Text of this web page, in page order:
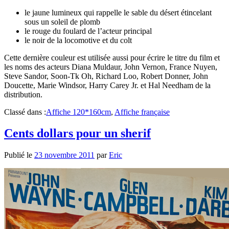
le jaune lumineux qui rappelle le sable du désert étincelant
sous un soleil de plomb
le rouge du foulard de l’acteur principal
le noir de la locomotive et du colt
Cette dernière couleur est utilisée aussi pour écrire le titre du film et
les noms des acteurs Diana Muldaur, John Vernon, France Nuyen,
Steve Sandor, Soon-Tk Oh, Richard Loo, Robert Donner, John
Doucette, Marie Windsor, Harry Carey Jr. et Hal Needham de la
distribution.
Classé dans :Affiche 120*160cm, Affiche française
Cents dollars pour un sherif
Publié le 23 novembre 2011 parEric